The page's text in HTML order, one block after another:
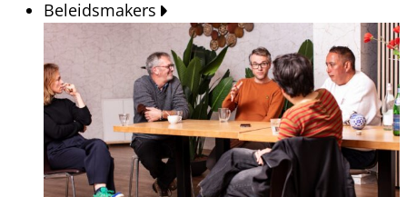
Beleidsmakers